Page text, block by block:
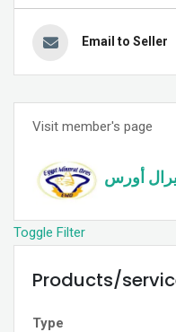
Email to Seller
Visit member's page
أورس
Toggle Filter
Products/
Type